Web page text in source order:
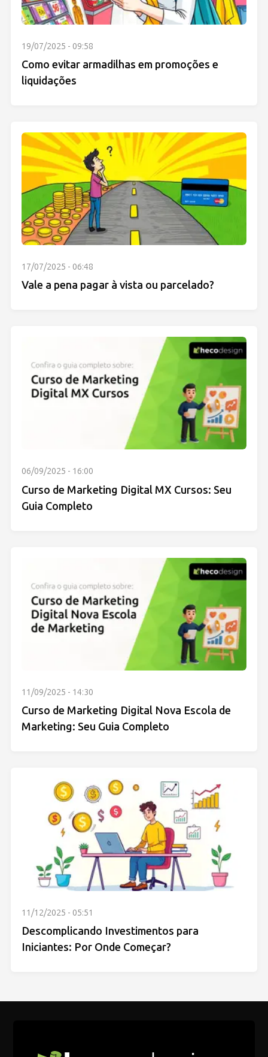
19/07/2025 - 09:58
Como evitar armadilhas em promoções e
liquidações
17/07/2025 - 06:48
Vale a pena pagar à vista ou parcelado?
06/09/2025 - 16:00
Curso de Marketing Digital MX Cursos: Seu
Guia Completo
11/09/2025 - 14:30
Curso de Marketing Digital Nova Escola de
Marketing: Seu Guia Completo
11/12/2025 - 05:51
Descomplicando Investimentos para
Iniciantes: Por Onde Começar?